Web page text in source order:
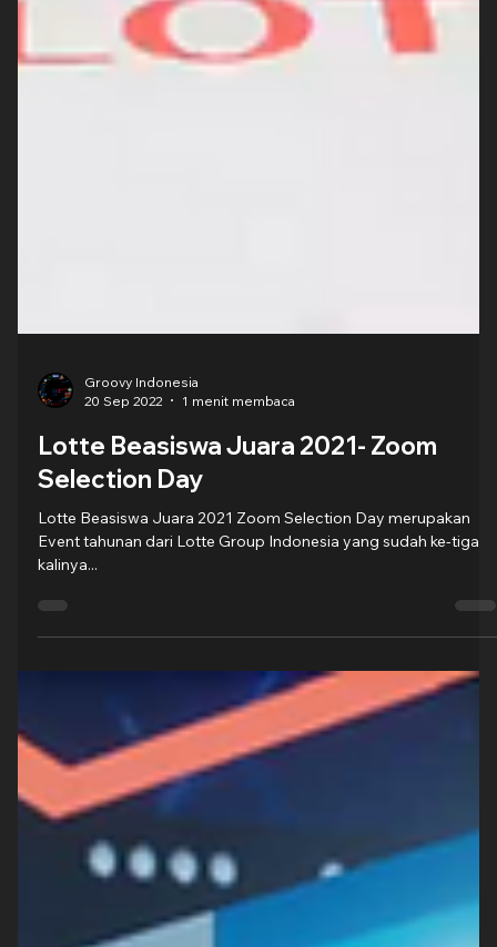
1 menit membaca
Lotte Beasiswa Juara 2021- Zoom
Selection Day
Lotte Beasiswa Juara 2021 Zoom Selection Day merupakan
Event tahunan dari Lotte Group Indonesia yang sudah ke-tiga
kalinya...